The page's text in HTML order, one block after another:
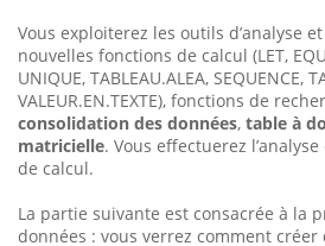
Vous exploiterez les outils d’analyse et
nouvelles fonctions de calcul (LET,
UNIQUE, TABLEAU.ALEA, SEQUENCE,
VALEUR.EN.TEXTE), fonctions de
consolidation des données, table à
matricielle. Vous effectuerez l’analyse
de calcul.
La partie suivante est consacrée à la
données : vous verrez comment créer